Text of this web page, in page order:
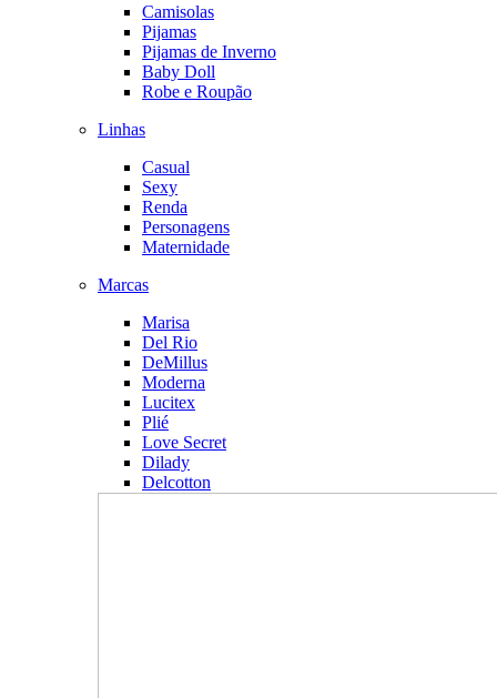
Camisolas
Pijamas
Pijamas de Inverno
Baby Doll
Robe e Roupão
Linhas
Casual
Sexy
Renda
Personagens
Maternidade
Marcas
Marisa
Del Rio
DeMillus
Moderna
Lucitex
Plié
Love Secret
Dilady
Delcotton